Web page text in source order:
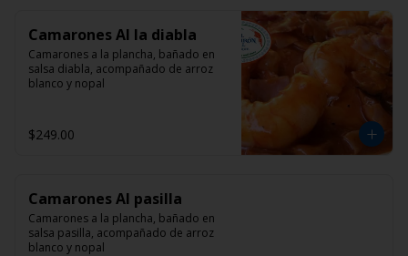
Camarones Al la diabla
Camarones a la plancha, bañado en
salsa diabla, acompañado de arroz
blanco y nopal
$249.00
Camarones Al pasilla
Camarones a la plancha, bañado en
salsa pasilla, acompañado de arroz
blanco y nopal